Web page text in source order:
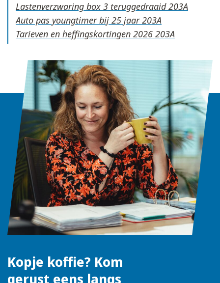
Lastenverzwaring box 3 teruggedraaid
Auto pas youngtimer bij 25 jaar
Tarieven en heffingskortingen 2026
Kopje koffie? Kom
gerust eens langs